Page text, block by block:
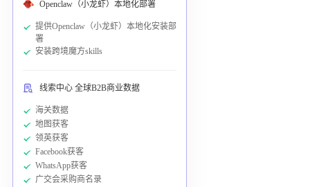
Openclaw（小龙虾）本地化部署
提供Openclaw（小龙虾）本地化安装部
署
安装跨境魔方skills
线索中心 全球B2B商业数据
海关数据
地图获客
领英获客
Facebook获客
WhatsApp获客
广交会采购商名录